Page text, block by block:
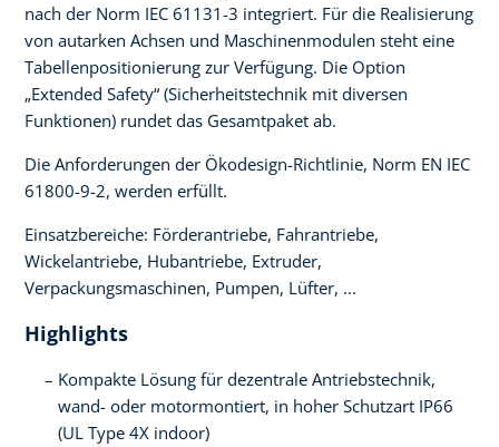
nach der Norm IEC 61131-3 integriert. Für die Realisierung
von autarken Achsen und Maschinenmodulen steht eine
Tabellenpositionierung zur Verfügung. Die Option
„Extended Safety“ (Sicherheitstechnik mit diversen
Funktionen) rundet das Gesamtpaket ab.
Die Anforderungen der Ökodesign-Richtlinie, Norm EN IEC
61800-9-2, werden erfüllt.
Einsatzbereiche: Förderantriebe, Fahrantriebe,
Wickelantriebe, Hubantriebe, Extruder,
Verpackungsmaschinen, Pumpen, Lüfter, ...
Highlights
Kompakte Lösung für dezentrale Antriebstechnik,
wand- oder motormontiert, in hoher Schutzart IP66
(UL Type 4X indoor)